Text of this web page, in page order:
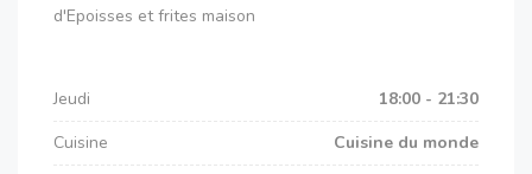
d'Epoisses et frites maison
Jeudi
18:00 - 21:30
Cuisine
Cuisine du monde